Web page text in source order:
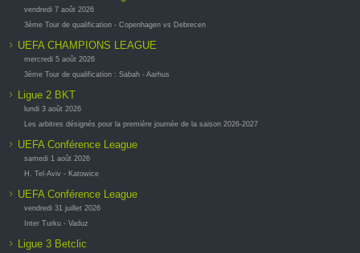
vendredi 7 août 2026
3ème Tour de qualification - Copenhagen vs Debrecen
UEFA CHAMPIONS LEAGUE
mercredi 5 août 2026
3ème Tour de qualification : Sabah - Aarhus
Ligue 2 BKT
lundi 3 août 2026
Les arbitres désignés pour la première journée de la saison 2026-2027
UEFA Conférence League
samedi 1 août 2026
H. Tel-Aviv - Katowice
UEFA Conférence League
vendredi 31 juillet 2026
Inter Turku - Vaduz
Ligue 3 Betclic